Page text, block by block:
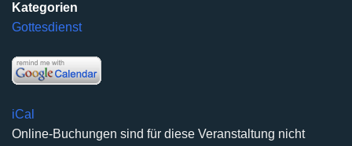
Kategorien
Gottesdienst
iCal
Online-Buchungen sind für diese Veranstaltung nicht